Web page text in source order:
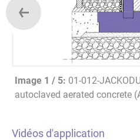
Image 1 / 5: 01-012-
autoclaved aerated concrete
Vidéos d'application